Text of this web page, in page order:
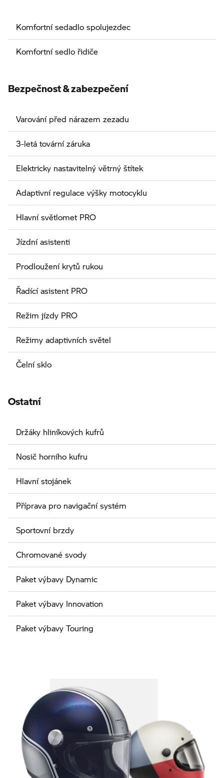
Komfortní sedadlo spolujezdec
Komfortní sedlo řidiče
Bezpečnost & zabezpečení
Varování před nárazem zezadu
3-letá tovární záruka
Elektricky nastavitelný větrný štítek
Adaptivní regulace výšky motocyklu
Hlavní světlomet PRO
Jízdní asistenti
Prodloužení krytů rukou
Řadící asistent PRO
Režim jízdy PRO
Režimy adaptivních světel
Čelní sklo
Ostatní
Držáky hliníkových kufrů
Nosič horního kufru
Hlavní stojánek
Příprava pro navigační systém
Sportovní brzdy
Chromované svody
Paket výbavy Dynamic
Paket výbavy Innovation
Paket výbavy Touring